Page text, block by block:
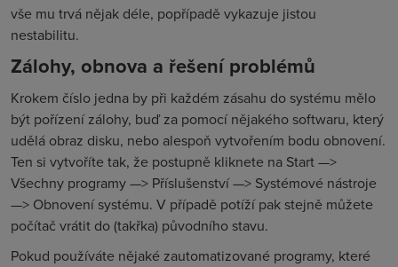
vše mu trvá nějak déle, popřípadě vykazuje jistou
nestabilitu.
Zálohy, obnova a řešení problémů
Krokem číslo jedna by při každém zásahu do systému mělo
být pořízení zálohy, buď za pomocí nějakého softwaru, který
udělá obraz disku, nebo alespoň vytvořením bodu obnovení.
Ten si vytvoříte tak, že postupně kliknete na Start —>
Všechny programy —> Příslušenství —> Systémové nástroje
—> Obnovení systému. V případě potíží pak stejně můžete
počítač vrátit do (takřka) původního stavu.
Pokud používáte nějaké zautomatizované programy, které